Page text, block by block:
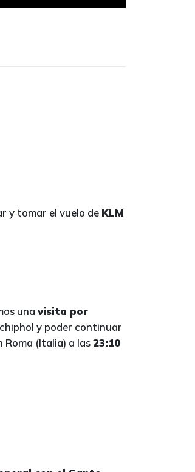
y tomar el vuelo de KLM
unavisita por
y poder continuar
Roma (Italia) a las23:10